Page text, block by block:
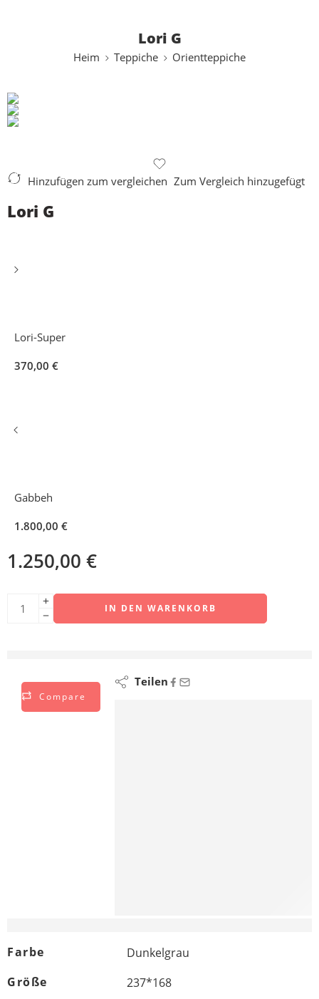
Lori G
Heim Teppiche Orientteppiche
Hinzufügen zum vergleichen Zum Vergleich hinzugefügt
Lori G
Lori-Super
370,00 €
Gabbeh
1.800,00 €
1.250,00 €
IN DEN WARENKORB
Compare
Teilen
Farbe
Dunkelgrau
Größe
237*168